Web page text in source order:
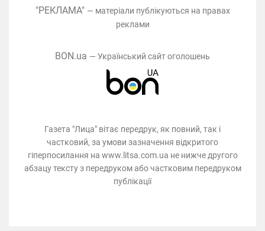
"РЕКЛАМА" — матеріали публікуються на правах
реклами
BON.ua — Український сайт оголошень
Газета "Лица" вітає передрук, як повний, так і
частковий, за умови зазначення відкритого
гіперпосилання на www.litsa.com.ua не нижче другого
абзацу тексту з передруком або частковим передруком
публікації